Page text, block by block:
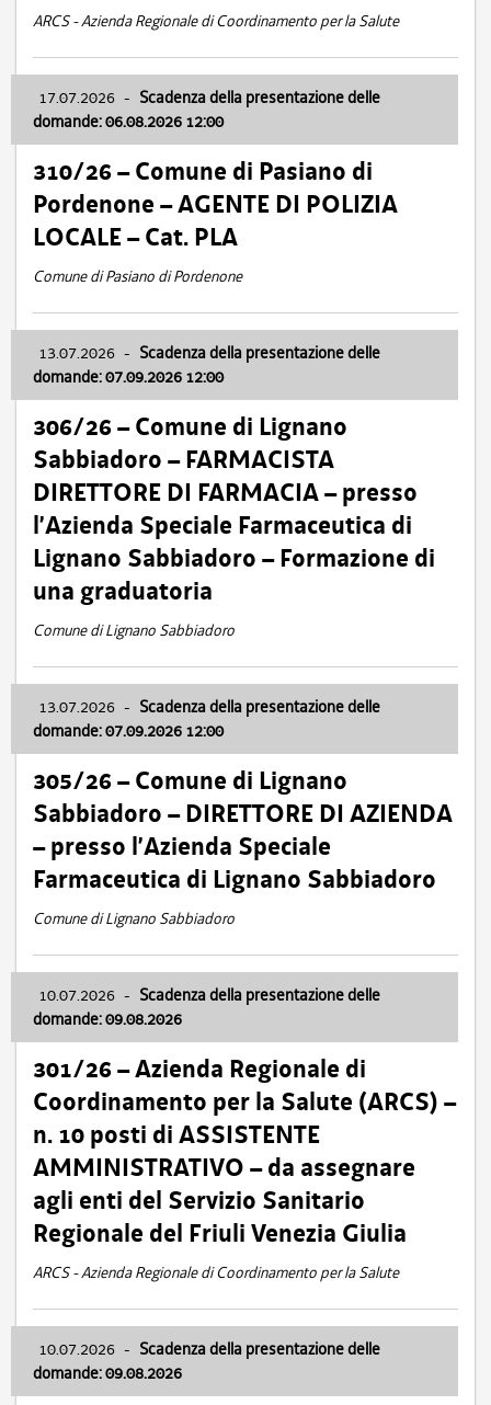
ARCS - Azienda Regionale di Coordinamento per la Salute
17.07.2026 - Scadenza della presentazione delle
domande: 06.08.2026 12:00
310/26 – Comune di Pasiano di
Pordenone – AGENTE DI POLIZIA
LOCALE – Cat. PLA
Comune di Pasiano di Pordenone
13.07.2026 - Scadenza della presentazione delle
domande: 07.09.2026 12:00
306/26 – Comune di Lignano
Sabbiadoro – FARMACISTA
DIRETTORE DI FARMACIA – presso
l’Azienda Speciale Farmaceutica di
Lignano Sabbiadoro – Formazione di
una graduatoria
Comune di Lignano Sabbiadoro
13.07.2026 - Scadenza della presentazione delle
domande: 07.09.2026 12:00
305/26 – Comune di Lignano
Sabbiadoro – DIRETTORE DI AZIENDA
– presso l’Azienda Speciale
Farmaceutica di Lignano Sabbiadoro
Comune di Lignano Sabbiadoro
10.07.2026 - Scadenza della presentazione delle
domande: 09.08.2026
301/26 – Azienda Regionale di
Coordinamento per la Salute (ARCS) –
n. 10 posti di ASSISTENTE
AMMINISTRATIVO – da assegnare
agli enti del Servizio Sanitario
Regionale del Friuli Venezia Giulia
ARCS - Azienda Regionale di Coordinamento per la Salute
10.07.2026 - Scadenza della presentazione delle
domande: 09.08.2026